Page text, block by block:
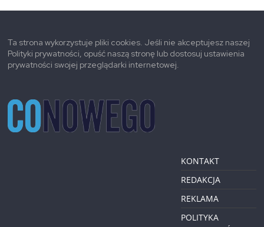
Ta strona wykorzystuje pliki cookies. Jeśli nie akceptujesz naszej
Polityki prywatności, opuść naszą stronę lub dostosuj ustawienia
prywatności swojej przeglądarki internetowej.
KONTAKT
REDAKCJA
REKLAMA
POLITYKA